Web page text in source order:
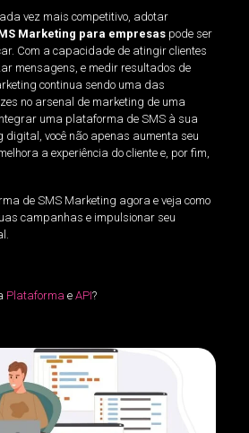
vez mais competitivo, adotar
Marketing para empresaspode ser
Com a capacidade de atingir clientes
mensagens, e medir resultados de
continua sendo uma das
no arsenal de marketing de uma
uma plataforma de SMS à sua
você não apenas aumenta seu
a experiência do cliente e, por fim,
de SMS Marketing agora e veja como
campanhas e impulsionar seu
Plataforma e API?